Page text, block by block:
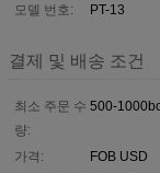
모델 번호:
PT-13
결제 및 배송 조건
최소 주문 수
량:
500-
가격:
FOB USD